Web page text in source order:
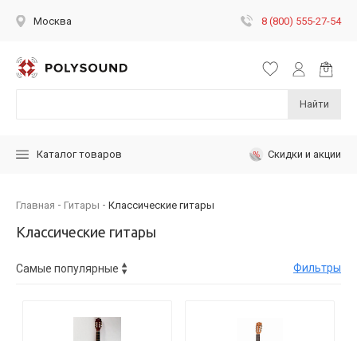
Москва 8 (800) 555-27-54
Найти
Каталог товаров Скидки и акции
Главная Гитары Классические гитары
Классические гитары
Фильтры